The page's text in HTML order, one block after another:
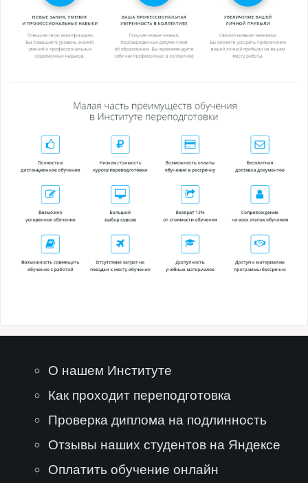
О нашем Институте
Как проходит переподготовка
Проверка диплома на подлинность
Отзывы наших студентов на Яндексе
Оплатить обучение онлайн